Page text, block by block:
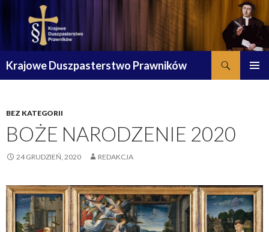
Krajowe Duszpasterstwo Prawników
BEZ KATEGORII
BOŻE NARODZENIE 2020
24 GRUDZIEŃ, 2020 REDAKCJA